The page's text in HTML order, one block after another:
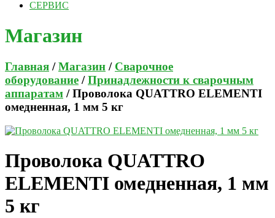
СЕРВИС
Магазин
Главная /Магазин / Сварочное
оборудование /Принадлежности к сварочным
аппаратам / Проволока QUATTRO ELEMENTI
омедненная, 1 мм 5 кг
Проволока QUATTRO
ELEMENTI омедненная, 1 мм
5 кг